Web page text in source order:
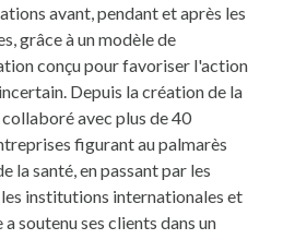
avant, pendant et après les
grâce à un modèle de
conçu pour favoriser l'action
Depuis la création de la
avec plus de 40
figurant au palmarès
la santé, en passant par les
institutions internationales et
soutenu ses clients dans un